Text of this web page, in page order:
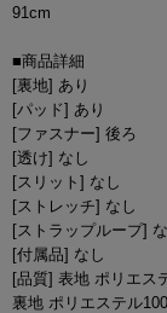
91cm
■商品詳細
[裏地] あり
[パッド] あり
[ファスナー] 後ろ
[透け] なし
[スリット] なし
[ストレッチ] なし
[ストラップループ]
[付属品] なし
[品質] 表地 ポリエス
裏地 ポリエステル